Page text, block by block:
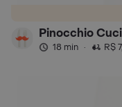
Pinocchio
18 min · R$